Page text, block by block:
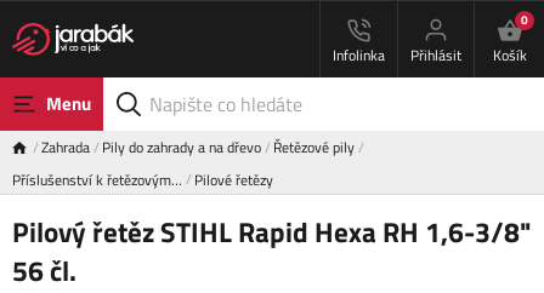
Infolinka Přihlásit
0
Košík
Menu
Zahrada Pily do zahrady a na dřevo Řetězové pily
Příslušenství k řetězovým…
Pilové řetězy
Pilový řetěz STIHL Rapid Hexa RH 1,6-3/8"
56 čl.